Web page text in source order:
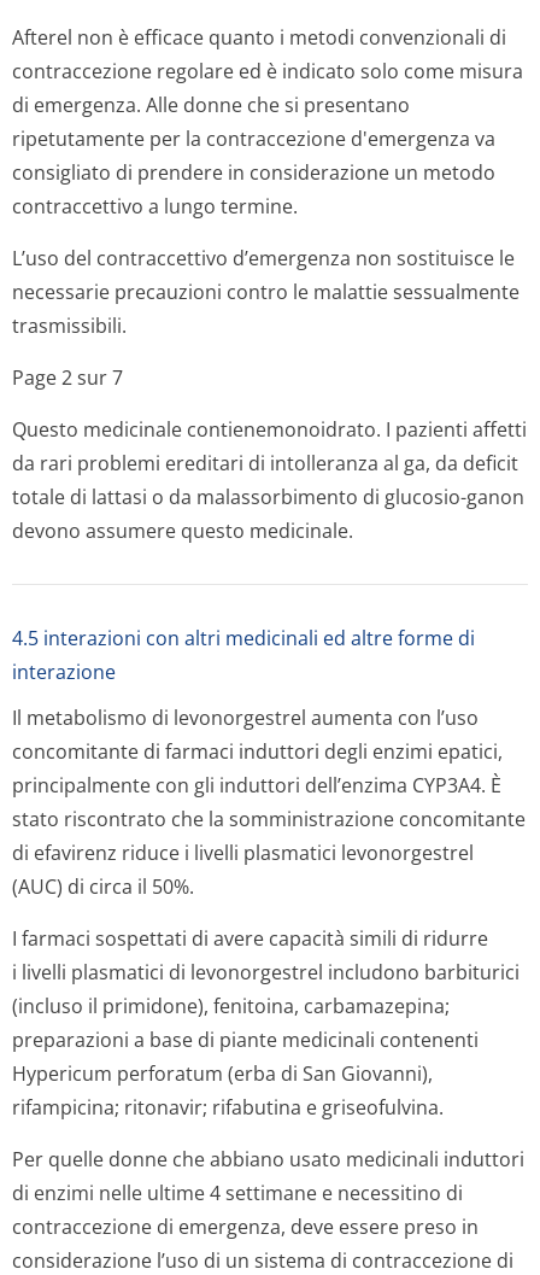
Afterel non è efficace quanto i metodi convenzionali di
contraccezione regolare ed è indicato solo come misura
di emergenza. Alle donne che si presentano
ripetutamente per la contraccezione d'emergenza va
consigliato di prendere in considerazione un metodo
contraccettivo a lungo termine.
L’uso del contraccettivo d’emergenza non sostituisce le
necessarie precauzioni contro le malattie sessualmente
trasmissibili.
Page 2 sur 7
Questo medicinale contienemonoidrato. I pazienti affetti
da rari problemi ereditari di intolleranza al ga, da deficit
totale di lattasi o da malassorbimento di glucosio-ganon
devono assumere questo medicinale.
4.5 interazioni con altri medicinali ed altre forme di
interazione
Il metabolismo di levonorgestrel aumenta con l’uso
concomitante di farmaci induttori degli enzimi epatici,
principalmente con gli induttori dell’enzima CYP3A4. È
stato riscontrato che la somministrazione concomitante
di efavirenz riduce i livelli plasmatici levonorgestrel
(AUC) di circa il 50%.
I farmaci sospettati di avere capacità simili di ridurre
i livelli plasmatici di levonorgestrel includono barbiturici
(incluso il primidone), fenitoina, carbamazepina;
preparazioni a base di piante medicinali contenenti
Hypericum perforatum (erba di San Giovanni),
rifampicina; ritonavir; rifabutina e griseofulvina.
Per quelle donne che abbiano usato medicinali induttori
di enzimi nelle ultime 4 settimane e necessitino di
contraccezione di emergenza, deve essere preso in
considerazione l’uso di un sistema di contraccezione di